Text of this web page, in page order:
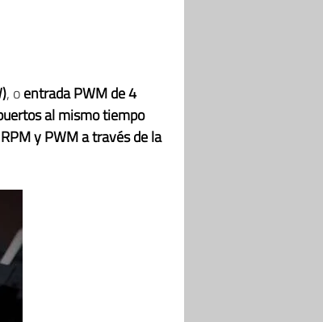
, oentrada PWM de 4
al mismo tiempo
y PWM a través de la